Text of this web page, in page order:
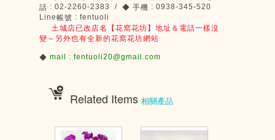
話 : 02-2260-2383 / ◆ 手機 : 0938-345-520
Line帳號 : fentuoli
土城店已改店名【花窩花坊】地址＆電話一樣沒
變～另外也有全新的花窩花坊網站
◆ mail : fentuoli20@gmail.com
Related Items 相關產品